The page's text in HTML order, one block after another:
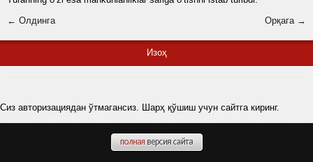
← Олдинга
Орқага →
Изоҳ
Сиз авторизациядан ўтмагансиз. Шарҳ қўшиш учун сайтга киринг.